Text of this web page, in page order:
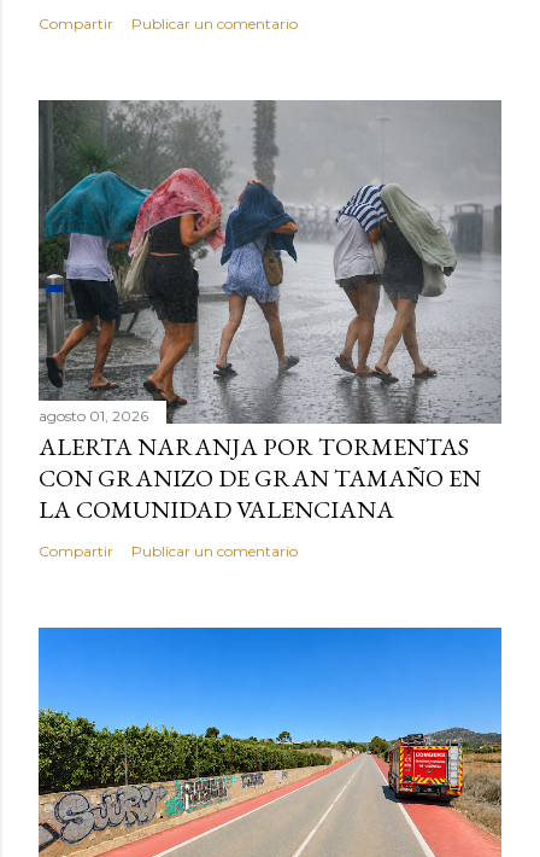
Compartir Publicar un comentario
agosto 01, 2026
ALERTA NARANJA POR TORMENTAS
CON GRANIZO DE GRAN TAMAÑO EN
LA COMUNIDAD VALENCIANA
Compartir Publicar un comentario